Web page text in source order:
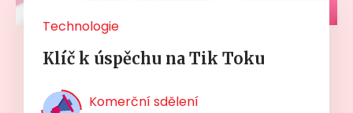
Technologie
Klíč k úspěchu na Tik Toku
Komerční sdělení